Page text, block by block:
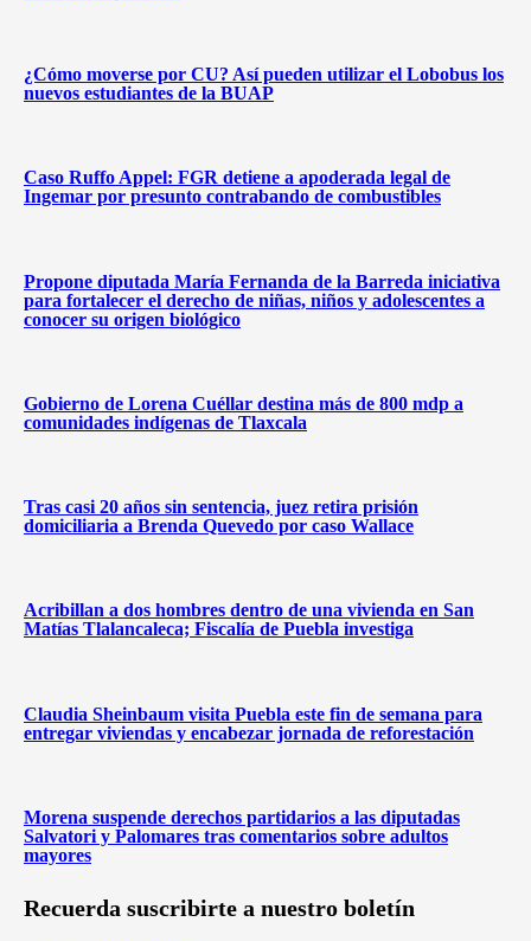
¿Cómo moverse por CU? Así pueden utilizar el Lobobus los
nuevos estudiantes de la BUAP
Caso Ruffo Appel: FGR detiene a apoderada legal de
Ingemar por presunto contrabando de combustibles
Propone diputada María Fernanda de la Barreda iniciativa
para fortalecer el derecho de niñas, niños y adolescentes a
conocer su origen biológico
Gobierno de Lorena Cuéllar destina más de 800 mdp a
comunidades indígenas de Tlaxcala
Tras casi 20 años sin sentencia, juez retira prisión
domiciliaria a Brenda Quevedo por caso Wallace
Acribillan a dos hombres dentro de una vivienda en San
Matías Tlalancaleca; Fiscalía de Puebla investiga
Claudia Sheinbaum visita Puebla este fin de semana para
entregar viviendas y encabezar jornada de reforestación
Morena suspende derechos partidarios a las diputadas
Salvatori y Palomares tras comentarios sobre adultos
mayores
Recuerda suscribirte a nuestro boletín